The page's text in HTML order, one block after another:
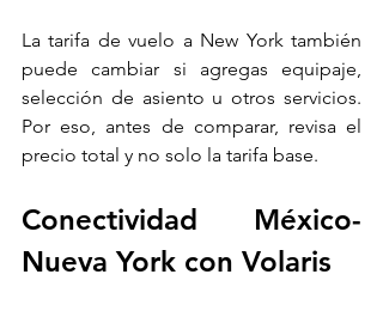
La tarifa de vuelo a New York también
puede cambiar si agregas equipaje,
selección de asiento u otros servicios.
Por eso, antes de comparar, revisa el
precio total y no solo la tarifa base.
Conectividad México-
Nueva York con Volaris